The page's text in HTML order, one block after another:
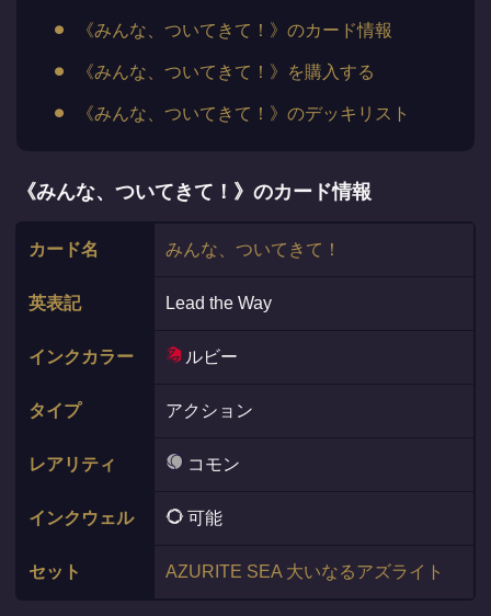
《みんな、ついてきて！》のカード情報
《みんな、ついてきて！》を購入する
《みんな、ついてきて！》のデッキリスト
《みんな、ついてきて！》のカード情報
カード名 みんな、ついてきて！
英表記 Lead the Way
インクカラー ルビー
タイプ アクション
レアリティ コモン
インクウェル 可能
セット AZURITE SEA 大いなるアズライト